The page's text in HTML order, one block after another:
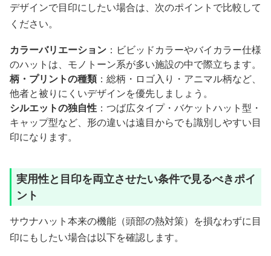
デザインで目印にしたい場合は、次のポイントで比較して
ください。
カラーバリエーション ：ビビッドカラーやバイカラー仕様
のハットは、モノトーン系が多い施設の中で際立ちます。
柄・プリントの種類：総柄・ロゴ入り・アニマル柄など、
他者と被りにくいデザインを優先しましょう。
シルエットの独自性 ：つば広タイプ・バケットハット型・
キャップ型など、形の違いは遠目からでも識別しやすい目
印になります。
実用性と目印を両立させたい条件で見るべきポイ
ント
サウナハット本来の機能（頭部の熱対策）を損なわずに目
印にもしたい場合は以下を確認します。